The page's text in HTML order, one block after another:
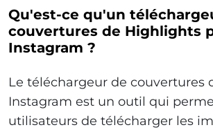
Qu'est-ce qu'un
couvertures de Highlights
Instagram ?
Le téléchargeur de couvertures
Instagram est un outil qui
utilisateurs de télécharger les